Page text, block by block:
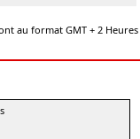
au format GMT + 2 Heures